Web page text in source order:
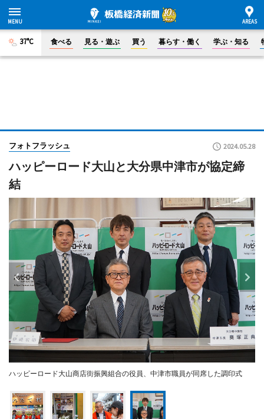
37°C 食べる 見る・遊ぶ 買う 暮らす・働く 学ぶ・知る
フォトフラッシュ 2024.05.28
ハッピーロード大山と大分県中津市が協定締
結
ハッピーロード大山商店街振興組合の役員、中津市職員が同席した調印式